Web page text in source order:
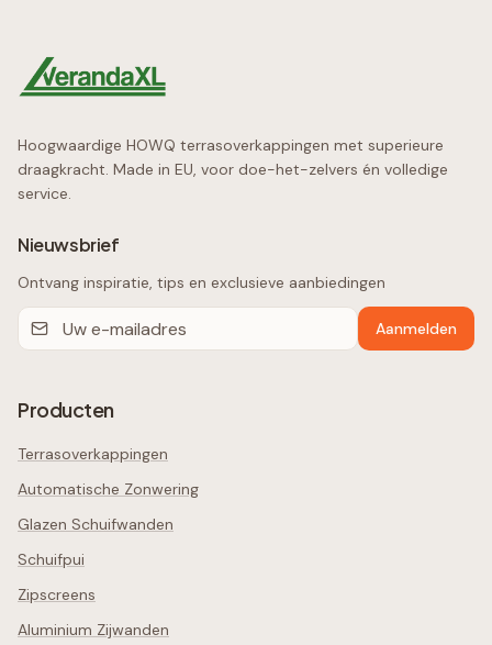
Hoogwaardige HOWQ terrasoverkappingen met superieure
draagkracht. Made in EU, voor doe-het-zelvers én volledige
service.
Nieuwsbrief
Ontvang inspiratie, tips en exclusieve aanbiedingen
Aanmelden
Producten
Terrasoverkappingen
Automatische Zonwering
Glazen Schuifwanden
Schuifpui
Zipscreens
Aluminium Zijwanden